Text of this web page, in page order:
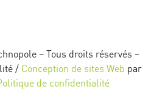
– Tous droits réservés –
/ Conception de sites Web par
de confidentialité